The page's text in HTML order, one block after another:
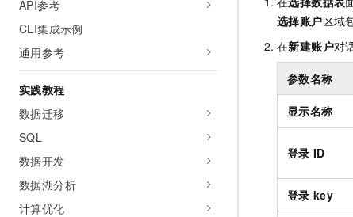
API参考
CLI集成示例
通用参考
实践教程
数据迁移
SQL
数据开发
数据湖分析
计算优化
选择账户区域
在新建账户对
参数名称
显示名称
登录 ID
登录 key